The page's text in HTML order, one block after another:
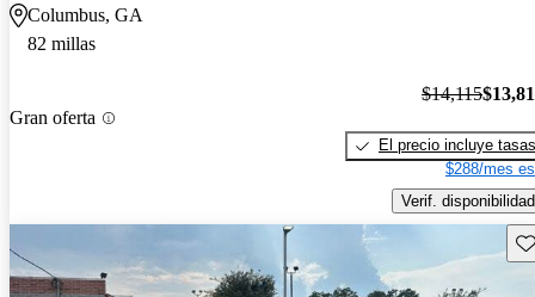
Columbus, GA
82 millas
Gran oferta
$14,115
El precio incluye tasas
$288/mes
Verif. disponibilidad